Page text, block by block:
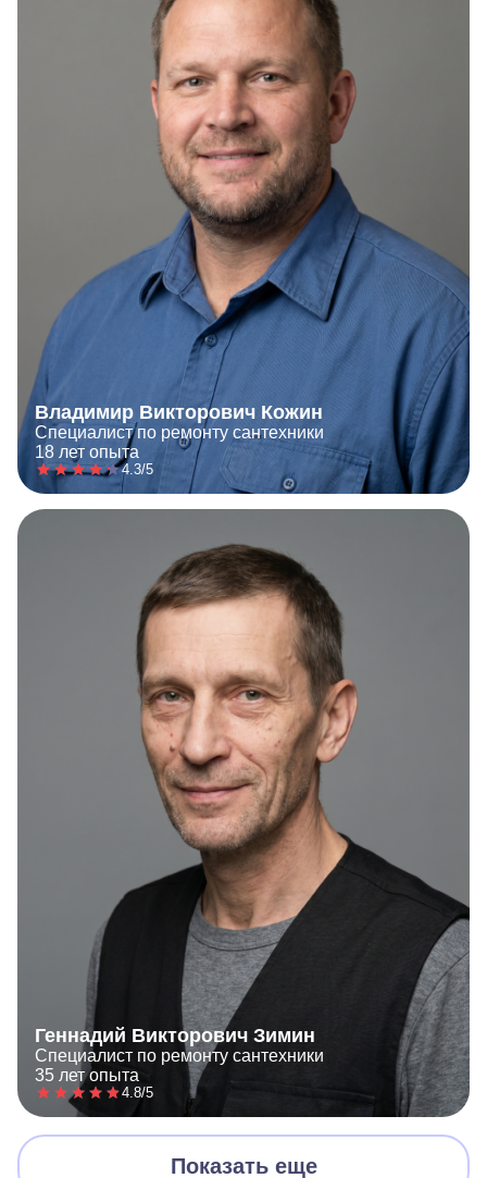
Владимир Викторович Кожин
Специалист по ремонту сантехники
18 лет опыта
4.3/5
Геннадий Викторович Зимин
Специалист по ремонту сантехники
35 лет опыта
4.8/5
Показать еще